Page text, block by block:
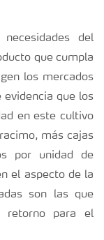
del
que cumpla
los mercados
evidencia que los
en este cultivo
más cajas
por unidad de
el aspecto de la
son las que
retorno para el